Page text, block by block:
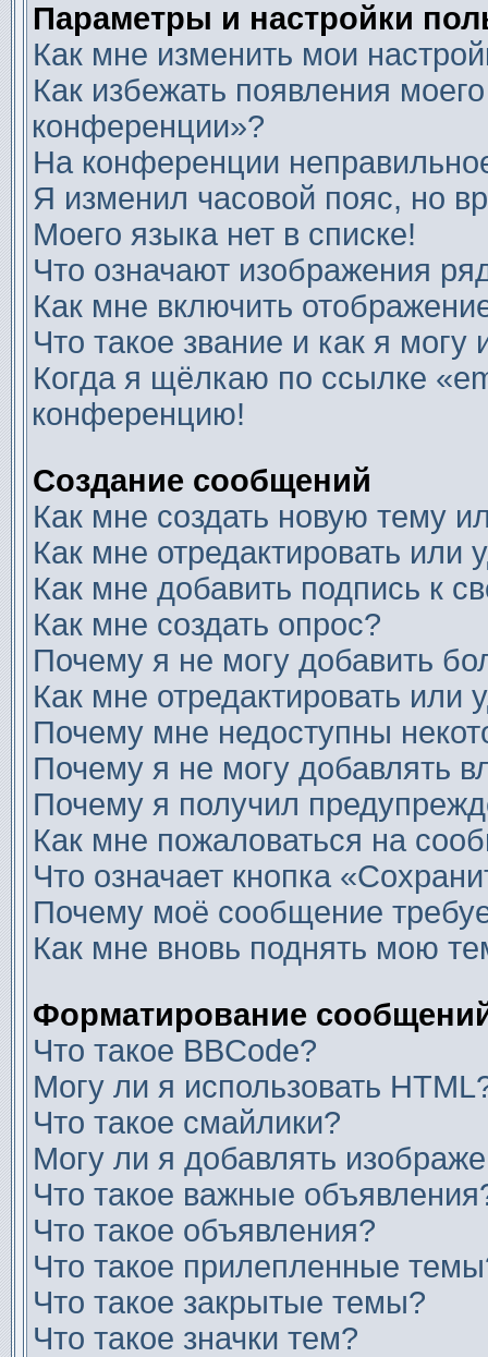
Параметры и настройки
Как мне изменить мои
Как избежать появления
конференции»?
На конференции
Я изменил часовой пояс, но
Моего языка нет в списке!
Что означают изображения
Как мне включить
Что такое звание и как я могу
Когда я щёлкаю по ссылке
конференцию!
Создание сообщений
Как мне создать новую тему
Как мне отредактировать или
Как мне добавить подпись к
Как мне создать опрос?
Почему я не могу добавить
Как мне отредактировать или
Почему мне недоступны
Почему я не могу добавлять
Почему я получил
Как мне пожаловаться на
Что означает кнопка
Почему моё сообщение
Как мне вновь поднять мою
Форматирование
Что такое BBCode?
Могу ли я использовать
Что такое смайлики?
Могу ли я добавлять
Что такое важные
Что такое объявления?
Что такое прилепленные
Что такое закрытые темы?
Что такое значки тем?